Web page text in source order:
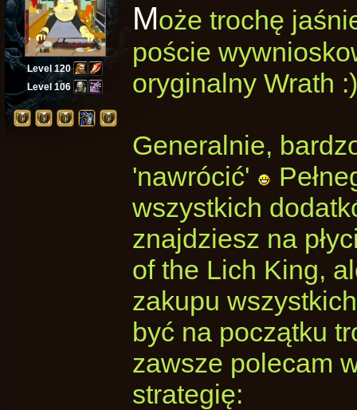
Level 120
Level 106
Może trochę
poście
oryginalny Wrath :)
Generalnie,
'nawrócić'
wszystkich
znajdziesz na
of the Lich King,
zakupu
być na początku
zawsze polecam
strategię: